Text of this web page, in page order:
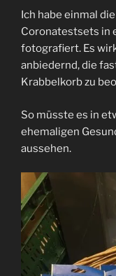
Ich habe einmal
Coronatestsets in
fotografiert. Es
anbiedernd, die
Krabbelkorb zu
So müsste es in
ehemaligen
aussehen.